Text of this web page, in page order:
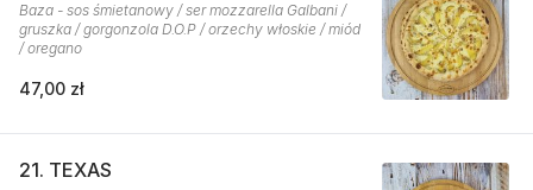
Baza - sos śmietanowy / ser mozzarella Galbani /
gruszka / gorgonzola D.O.P / orzechy włoskie / miód
/ oregano
47,00 zł
21. TEXAS